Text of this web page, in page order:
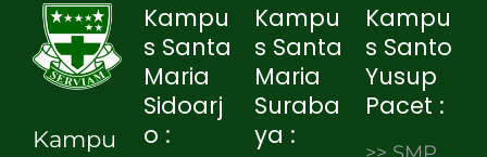
Kampu
Kampu
s Santa
Maria
Sidoarj
o :
Kampu
s Santa
Maria
Suraba
ya :
Kampu
s Santo
Yusup
Pacet :